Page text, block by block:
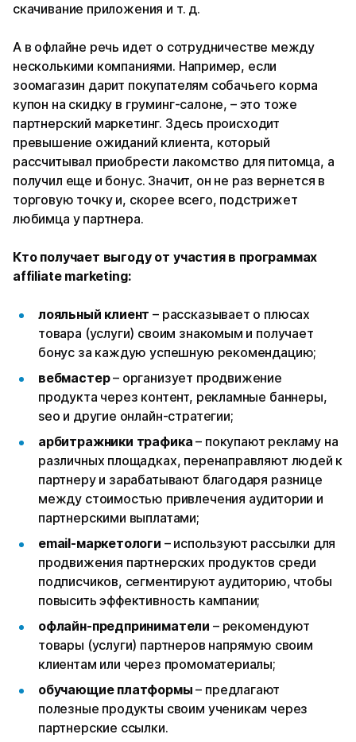
скачивание приложения и т. д.
А в офлайне речь идет о сотрудничестве между
несколькими компаниями. Например, если
зоомагазин дарит покупателям собачьего корма
купон на скидку в груминг-салоне, – это тоже
партнерский маркетинг. Здесь происходит
превышение ожиданий клиента, который
рассчитывал приобрести лакомство для питомца, а
получил еще и бонус. Значит, он не раз вернется в
торговую точку и, скорее всего, подстрижет
любимца у партнера.
Кто получает выгоду от участия в программах
affiliate marketing:
лояльный клиент– рассказывает о плюсах
товара (услуги) своим знакомым и получает
бонус за каждую успешную рекомендацию;
вебмастер– организует продвижение
продукта через контент, рекламные баннеры,
seo и другие онлайн-стратегии;
арбитражники трафика – покупают рекламу на
различных площадках, перенаправляют людей к
партнеру и зарабатывают благодаря разнице
между стоимостью привлечения аудитории и
партнерскими выплатами;
email-маркетологи – используют рассылки для
продвижения партнерских продуктов среди
подписчиков, сегментируют аудиторию, чтобы
повысить эффективность кампании;
офлайн-предприниматели – рекомендуют
товары (услуги) партнеров напрямую своим
клиентам или через промоматериалы;
обучающие платформы– предлагают
полезные продукты своим ученикам через
партнерские ссылки.